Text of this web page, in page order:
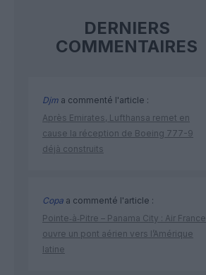
DERNIERS
COMMENTAIRES
Djm a commenté l'article :
Après Emirates, Lufthansa remet en
cause la réception de Boeing 777-9
déjà construits
Copa a commenté l'article :
Pointe‑à‑Pitre – Panama City : Air France
ouvre un pont aérien vers l’Amérique
latine